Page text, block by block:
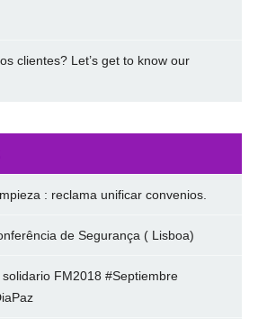
clientes? Let’s get to know our
: reclama unificar convenios.
de Segurança ( Lisboa)
FM2018 #Septiembre